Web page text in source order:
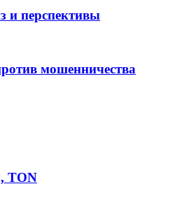
и перспективы
мошенничества
TON